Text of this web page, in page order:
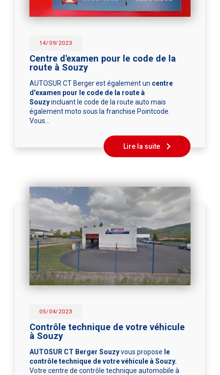
14/09/2023
Centre d'examen pour le code de la
route à Souzy
AUTOSUR CT Berger est également un centre
d'examen pour le code de la route à
Souzyincluant le code de la route auto mais
également moto sous la franchise Pointcode.
Vous…
Lire la suite
05/04/2023
Contrôle technique de votre véhicule
à Souzy
AUTOSUR CT Berger Souzyvous propose le
contrôle technique de votre véhicule à Souzy.
Votre centre de contrôle technique automobile à